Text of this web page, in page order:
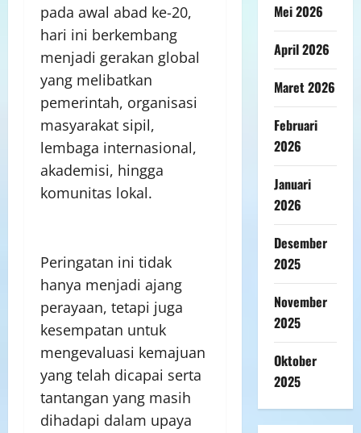
pada awal abad ke-20,
hari ini berkembang
menjadi gerakan global
yang melibatkan
pemerintah, organisasi
masyarakat sipil,
lembaga internasional,
akademisi, hingga
komunitas lokal.
Peringatan ini tidak
hanya menjadi ajang
perayaan, tetapi juga
kesempatan untuk
mengevaluasi kemajuan
yang telah dicapai serta
tantangan yang masih
dihadapi dalam upaya
Mei 2026
April 2026
Maret 2026
Februari
2026
Januari
2026
Desember
2025
November
2025
Oktober
2025